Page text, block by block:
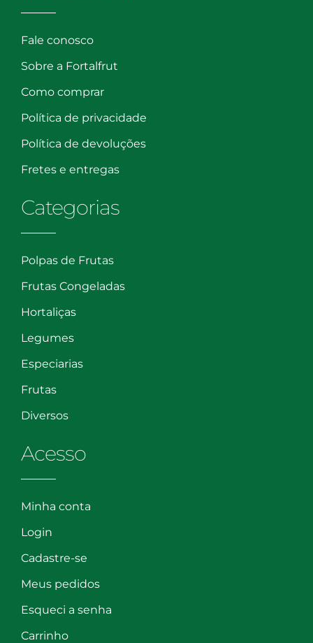
Fale conosco
Sobre a Fortalfrut
Como comprar
Política de privacidade
Política de devoluções
Fretes e entregas
Categorias
Polpas de Frutas
Frutas Congeladas
Hortaliças
Legumes
Especiarias
Frutas
Diversos
Acesso
Minha conta
Login
Cadastre-se
Meus pedidos
Esqueci a senha
Carrinho